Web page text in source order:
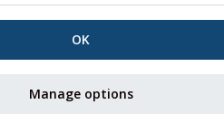
Březový pylpatří k
vzdušným alergenům během
období, případně později v
vyšších zeměpisných šířkách.
OK
Manage options